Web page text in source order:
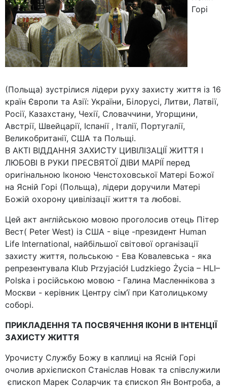
Горі
(Польща) зустрілися лідери руху захисту життя із 16
країн Європи та Азії: України, Білорусі, Литви, Латвії,
Росії, Казахстану, Чехії, Словаччини, Угорщини,
Австрії, Швейцарії, Іспанії , Італії, Португалії,
Великобританії, США та Польщі.
В АКТІ ВІДДАННЯ ЗАХИСТУ ЦИВІЛІЗАЦІЇ ЖИТТЯ І
ЛЮБОВІ В РУКИ ПРЕСВЯТОЇ ДІВИ МАРІЇ перед
оригінальною Іконою Ченстоховської Матері Божої
на Ясній Горі (Польща), лідери доручили Матері
Божій охорону цивілізації життя та любові.
Цей акт англійською мовою проголосив отець Пітер
Вест( Peter West) із США - віце -президент Human
Life International, найбільшої світової організації
захисту життя, польською - Ева Ковалевська - яка
репрезентувала Klub Przyjaciół Ludzkiego Życia – HLI–
Polska і російською мовою - Галина Масленнікова з
Москви - керівник Центру сім’ї при Католицькому
соборі.
ПРИКЛАДЕННЯ ТА ПОСВЯЧЕННЯ ІКОНИ В ІНТЕНЦІЇ
ЗАХИСТУ ЖИТТЯ
Урочисту Службу Божу в каплиці на Ясній Горі
очолив архієпископ Станіслав Новак та співслужили
єпископ Марек Соларчик та єпископ Ян Вонтроба, а